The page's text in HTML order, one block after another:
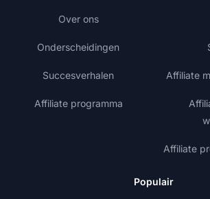
Over ons
Onderscheidingen
Succesverhalen
Affiliate programma
Affiliate
Affiliate
Populair